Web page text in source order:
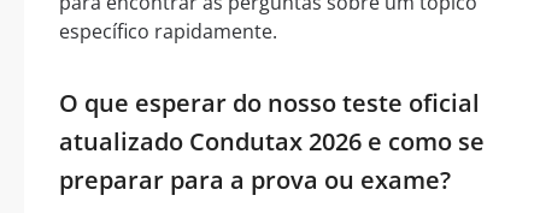
específico rapidamente.
O que esperar do nosso teste oficial
atualizado Condutax 2026 e como se
preparar para a prova ou exame?